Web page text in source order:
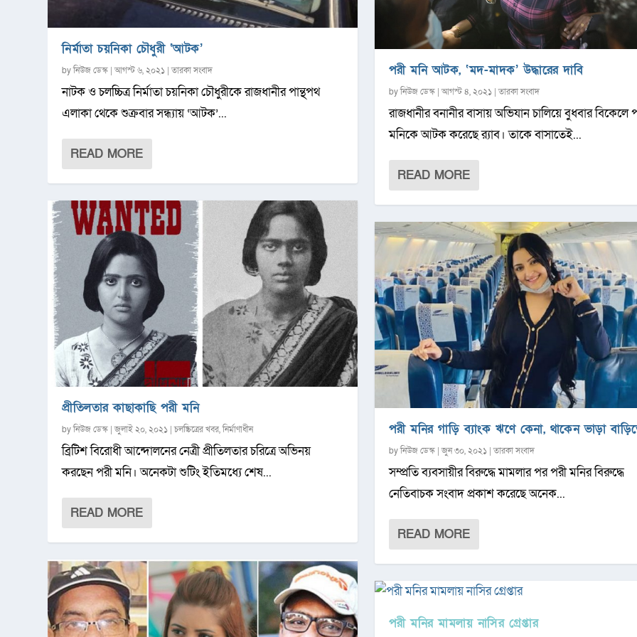
নির্মাতা চয়নিকা চৌধুরী ‘আটক’
byনিউজ ডেস্ক |আগস্ট ৬, ২০২১ |তারকা সংবাদ
নাটক ও চলচ্চিত্র নির্মাতা চয়নিকা চৌধুরীকে রাজধানীর পান্থপথ
এলাকা থেকে শুক্রবার সন্ধ্যায় ‘আটক’...
READ MORE
প্রীতিলতার কাছাকাছি পরী মনি
byনিউজ ডেস্ক |জুলাই ২০, ২০২১ |চলচ্চিত্রের খবর,নির্মাণাধীন
ব্রিটিশ বিরোধী আন্দোলনের নেত্রী প্রীতিলতার চরিত্রে অভিনয়
করছেন পরী মনি। অনেকটা শুটিং ইতিমধ্যে শেষ...
READ MORE
পরী মনি আটক, ‘মদ-মাদক’ উদ্ধারের দাবি
byনিউজ ডেস্ক|আগস্ট ৪, ২০২১|তারকা সংবাদ
রাজধানীর বনানীর বাসায় অভিযান চালিয়ে বুধবার বিকেলে
মনিকে আটক করেছে র‍্যাব। তাকে বাসাতেই...
READ MORE
পরী মনির গাড়ি ব্যাংক ঋণে কেনা, থাকেন ভাড়া
byনিউজ ডেস্ক|জুন ৩০, ২০২১|তারকা সংবাদ
সম্প্রতি ব্যবসায়ীর বিরুদ্ধে মামলার পর পরী মনির বিরুদ্ধে
নেতিবাচক সংবাদ প্রকাশ করেছে অনেক...
READ MORE
পরী মনির মামলায় নাসির গ্রেপ্তার